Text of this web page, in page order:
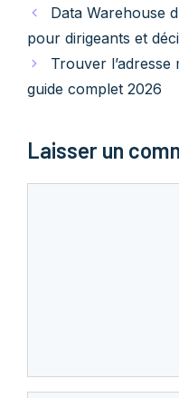
Data Warehouse
pour dirigeants et
Trouver l’adresse
guide complet 2026
Laisser un